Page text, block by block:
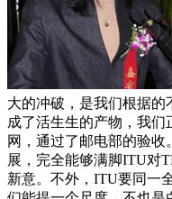
大的冲破，是我们根据
成了活生生的产物，我
网，通过了邮电部的验
展，完全能够满脚ITU对
新意。不外，ITU要同一